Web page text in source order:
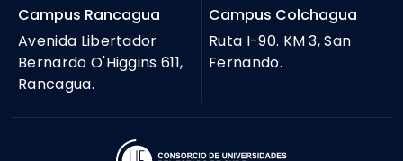
Campus Rancagua
Avenida Libertador
Bernardo O'Higgins 611,
Rancagua.
Campus Colchagua
Ruta I-90. KM 3, San
Fernando.